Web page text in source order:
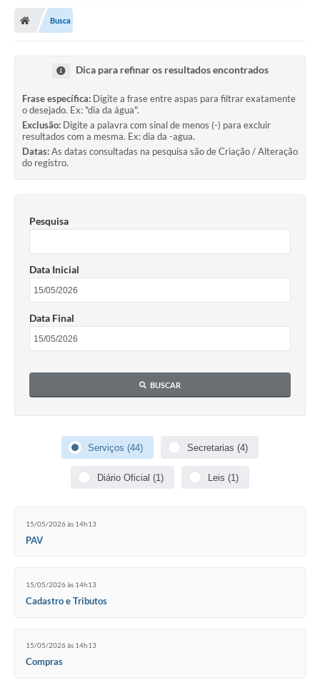
A Prefeitura
Departamentos
Contato
Busca
Dica para refinar os resultados encontrados
Frase específica: Digite a frase entre aspas para filtrar exatamente
o desejado. Ex: "dia da água".
Exclusão: Digite a palavra com sinal de menos (-) para excluir
resultados com a mesma. Ex: dia da -agua.
Datas:As datas consultadas na pesquisa são de Criação / Alteração
do registro.
Pesquisa
Data Inicial
Data Final
BUSCAR
Serviços (44) Secretarias (4)
Diário Oficial (1) Leis (1)
15/05/2026 às 14h13
PAV
15/05/2026 às 14h13
Cadastro e Tributos
15/05/2026 às 14h13
Compras